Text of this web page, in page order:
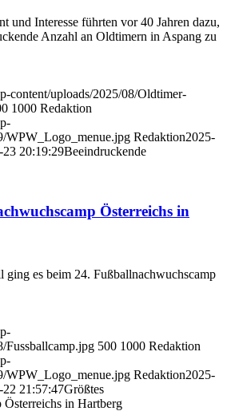
und Interesse führten vor 40 Jahren dazu,
Anzahl an Oldtimern in Aspang zu
content/uploads/2025/08/Oldtimer-
1000 Redaktion
WPW_Logo_menue.jpg Redaktion2025-
23 20:19:29Beeindruckende
Österreichs in
ging es beim 24. Fußballnachwuchscamp
Fussballcamp.jpg 500 1000 Redaktion
WPW_Logo_menue.jpg Redaktion2025-
22 21:57:47Größtes
in Hartberg